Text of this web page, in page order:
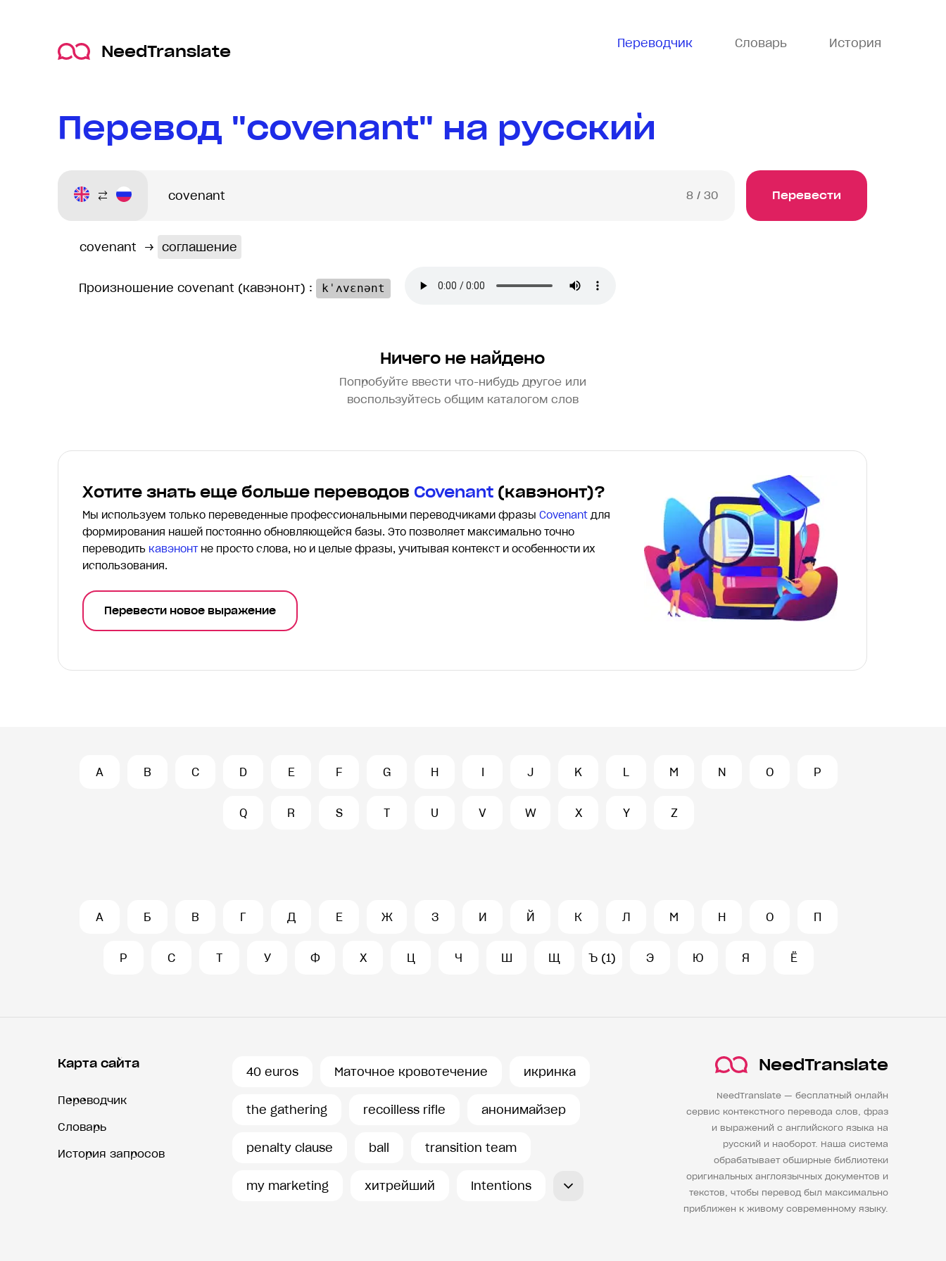
NeedTranslate Переводчик Словарь История
Перевод "covenant" на русский
8 / 30 Перевести
covenant → соглашение
Произношение covenant (кавэнонт) : kˈʌvɛnənt
Ничего не найдено
Попробуйте ввести что-нибудь другое или
воспользуйтесь общим каталогом слов
Хотите знать еще больше переводов Covenant (кавэнонт)?
Мы используем только переведенные профессиональными переводчиками фразы Covenant для
формирования нашей постоянно обновляющейся базы. Это позволяет максимально точно
переводить кавэнонтне просто слова, но и целые фразы, учитывая контекст и особенности их
использования.
Перевести новое выражение
A B C D E F G H I J K L M N O P
Q R S T U V W X Y Z
А Б В Г Д Е Ж З И Й К Л М Н О П
Р С Т У Ф Х Ц Ч Ш Щ Ъ (1) Э Ю Я Ё
Карта сайта
Переводчик
Словарь
История запросов
40 euros Маточное кровотечение икринка
the gathering recoilless rifle анонимайзер
penalty clause ball transition team
my marketing хитрейший Intentions
NeedTranslate
NeedTranslate — бесплатный онлайн
сервис контекстного перевода слов, фраз
и выражений с английского языка на
русский и наоборот. Наша система
обрабатывает обширные библиотеки
оригинальных англоязычных документов и
текстов, чтобы перевод был максимально
приближен к живому современному языку.